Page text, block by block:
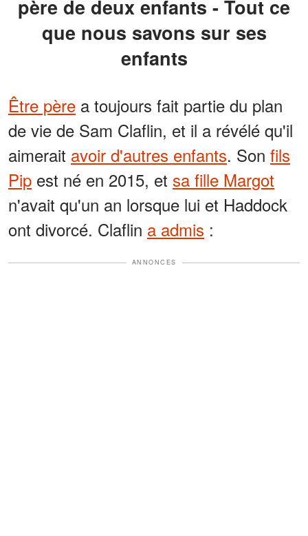
père de deux enfants - Tout ce
que nous savons sur ses
enfants
Être père a toujours fait partie du plan
de vie de Sam Claflin, et il a révélé qu'il
aimerait avoir d'autres enfants. Son fils
Pip est né en 2015, et sa fille Margot
n'avait qu'un an lorsque lui et Haddock
ont divorcé. Claflin a admis :
ANNONCES